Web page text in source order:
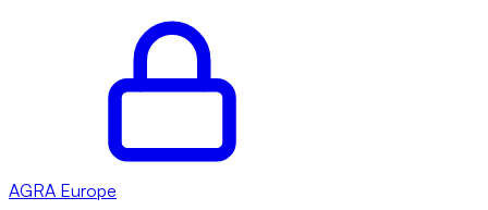
AGRA Europe